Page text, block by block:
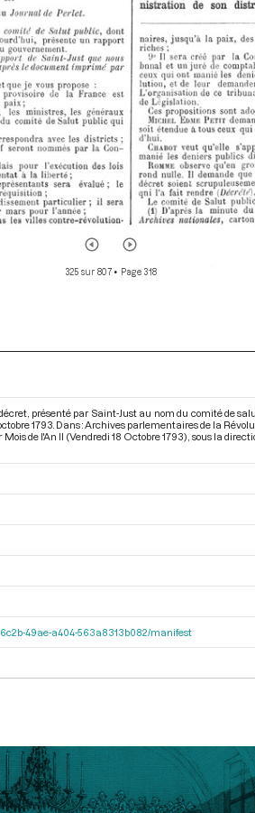
325 sur 807• Page 318
présenté par Saint-Just au nom du comité de
1793. Dans : Archives parlementaires de la
de l'An II (Vendredi 18 Octobre 1793) , sous la
6c2b-49ae-a404-563a8313b082/manifest